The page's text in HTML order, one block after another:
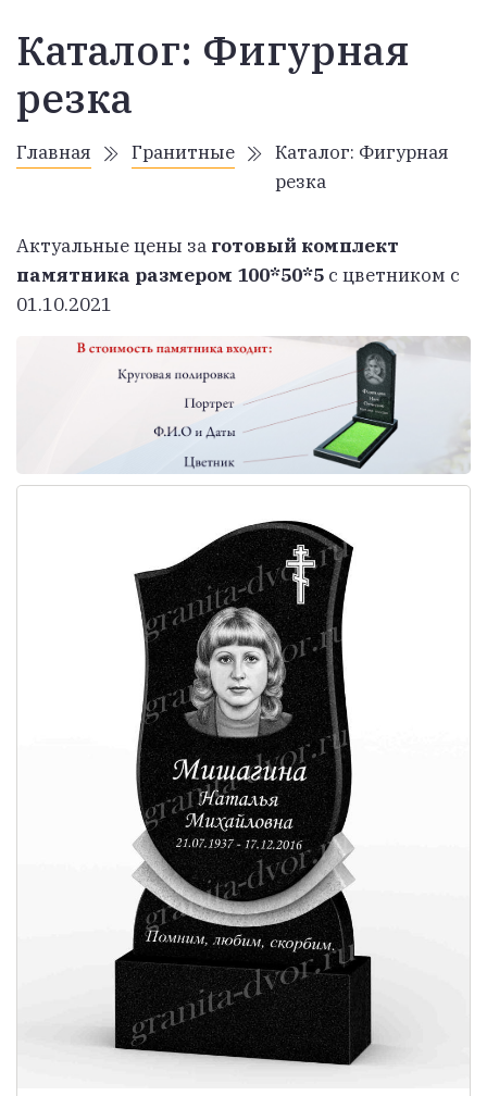
Каталог: Фигурная
резка
Главная Гранитные Каталог: Фигурная
резка
Актуальные цены за готовый комплект
памятника размером 100*50*5 с цветником с
01.10.2021